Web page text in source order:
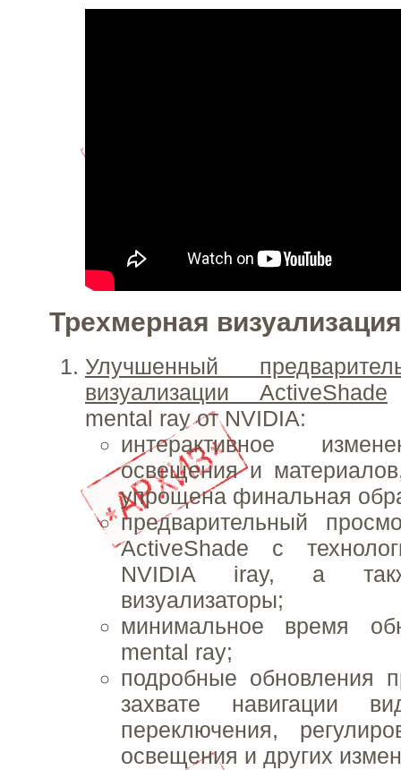
Трехмерная визуализация
Улучшенный
визуализации ActiveShade
mental ray от NVIDIA:
интерактивное
освещения и
упрощена финальная
предварительный
ActiveShade с
NVIDIA iray, а
визуализаторы;
минимальное время
mental ray;
подробные обновления
захвате навигации
переключения,
освещения и других